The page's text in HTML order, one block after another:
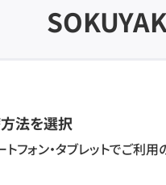
法を選択
トフォン・タブレットでご利